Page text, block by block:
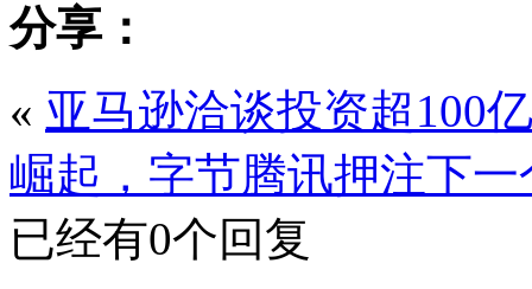
分享：
« 亚马逊洽谈投资超100
崛起，字节腾讯押注下
已经有0个回复